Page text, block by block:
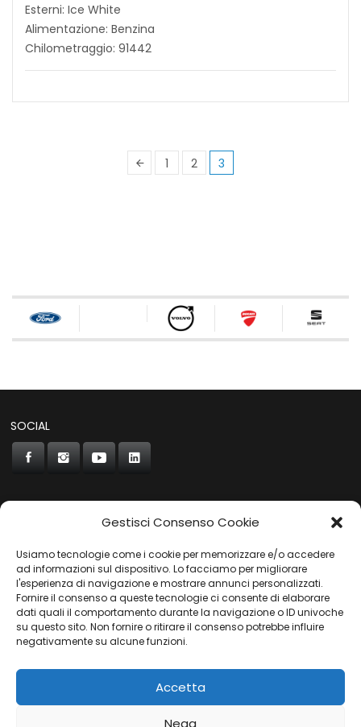
Gestisci Consenso Cookie
Usiamo tecnologie come i cookie per memorizzare e/o accedere
ad informazioni sul dispositivo. Lo facciamo per migliorare
l'esperienza di navigazione e mostrare annunci personalizzati.
Fornire il consenso a queste tecnologie ci consente di elaborare
dati quali il comportamento durante la navigazione o ID univoche
su questo sito. Non fornire o ritirare il consenso potrebbe influire
negativamente su alcune funzioni.
Accetta
Nega
Esterni: Ice White
Alimentazione: Benzina
Chilometraggio: 91442
1 2 3
SOCIAL
CONCORDE
AUTOCHIAVARI
Gruppo Carfin SPA |P.IVA: 03859710109 |Sede Legale:
Via L. Perini 50 - 16152 Genova | © 2025
PRIVACY POLICY|COOKIES POLICY